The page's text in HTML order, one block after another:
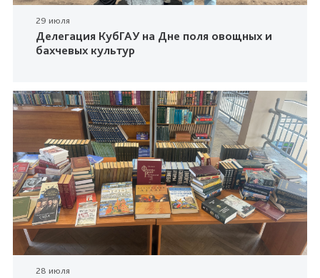
29 июля
Делегация КубГАУ на Дне поля овощных и
бахчевых культур
28 июля